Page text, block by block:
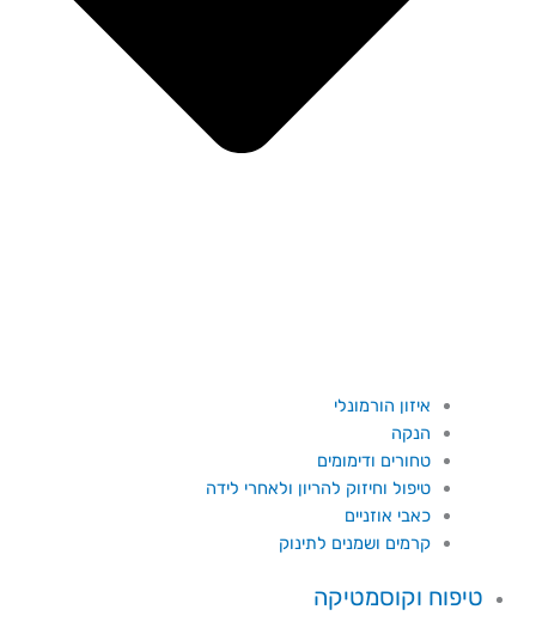
איזון הורמונלי
הנקה
טחורים ודימומים
טיפול וחיזוק להריון ולאחרי לידה
כאבי אוזניים
קרמים ושמנים לתינוק
טיפוח וקוסמטיקה